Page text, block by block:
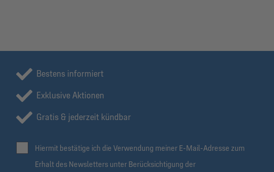
Bestens informiert
Exklusive Aktionen
Gratis & jederzeit kündbar
Hiermit bestätige ich die Verwendung meiner E-Mail-Adresse zum
Erhalt des Newsletters unter Berücksichtigung der